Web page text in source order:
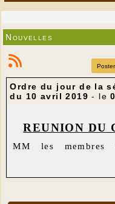
Nouvelles
Ordre du jour de la
du 10 avril 2019 - le
REUNION DU
MM les membres
convoqués à la
Municipal :